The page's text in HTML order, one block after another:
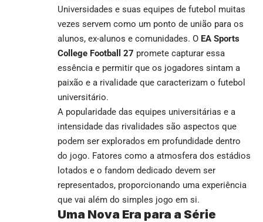
Universidades e suas equipes de futebol muitas
vezes servem como um ponto de união para os
alunos, ex-alunos e comunidades. O EA Sports
College Football 27 promete capturar essa
essência e permitir que os jogadores sintam a
paixão e a rivalidade que caracterizam o futebol
universitário.
A popularidade das equipes universitárias e a
intensidade das rivalidades são aspectos que
podem ser explorados em profundidade dentro
do jogo. Fatores como a atmosfera dos estádios
lotados e o fandom dedicado devem ser
representados, proporcionando uma experiência
que vai além do simples jogo em si.
Uma Nova Era para a Série